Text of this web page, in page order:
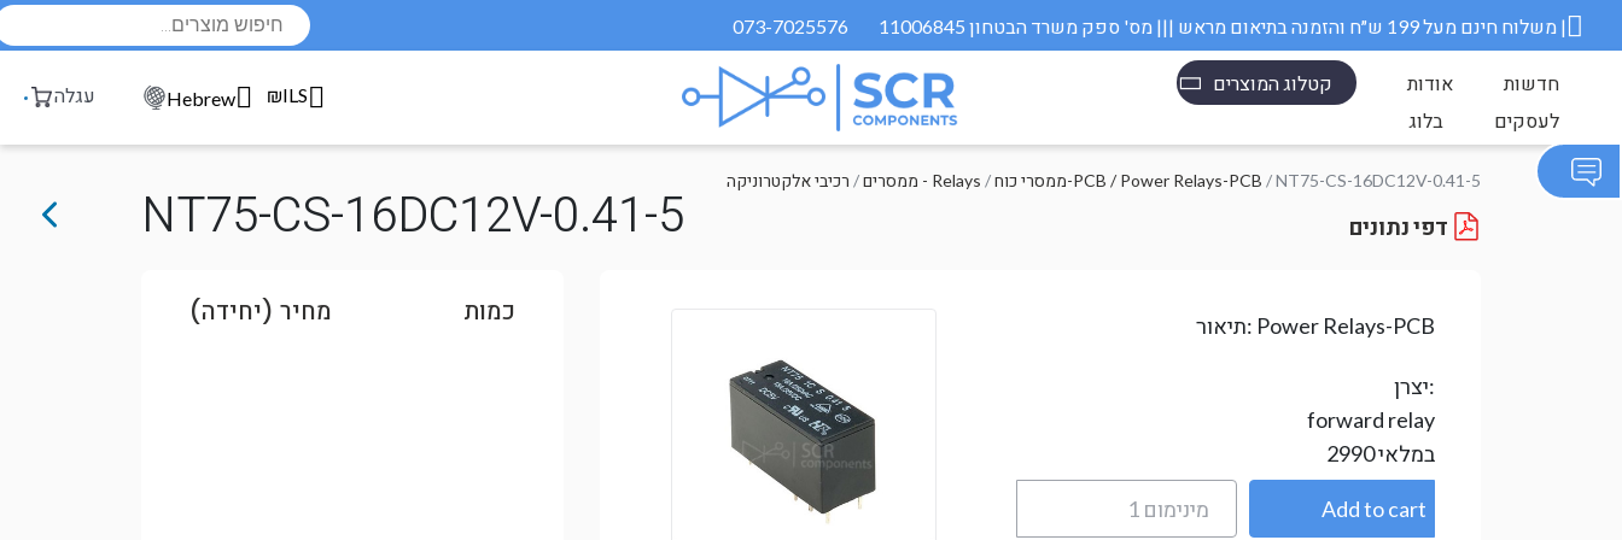
073-7025576 משלוח חינם מעל 199 ש״ח והזמנה בתיאום מראש ||| מס' ספק משרד הבטחון 11006845 |
קטלוג המוצרים אודות
חדשות
בלוג
לעסקים
עגלה Hebrew ₪ILS
רכיבי אלקטרוניקה / ממסרים - Relays / ממסרי כוח-PCB / Power Relays-PCB / NT75-CS-16DC12V-0.41-5
NT75-CS-16DC12V-0.41-5
תיאור: Power Relays-PCB
יצרן:
forward relay
2990במלאי
כמות מחיר (יחידה)